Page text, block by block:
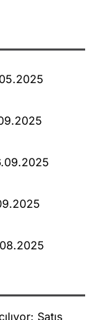
Satış